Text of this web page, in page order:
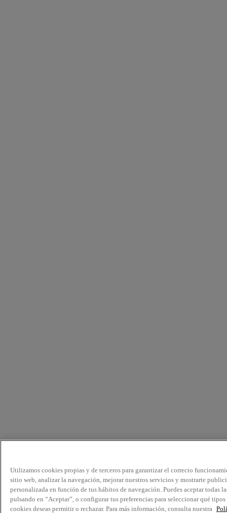
Utilizamos cookies propias y de terceros para garantizar el correcto
sitio web, analizar la navegación, mejorar nuestros servicios y mostrarte
personalizada en función de tus hábitos de navegación. Puedes aceptar todas
pulsando en “Aceptar”, o configurar tus preferencias para seleccionar qué tipos
cookies deseas permitir o rechazar. Para más información, consulta nuestra